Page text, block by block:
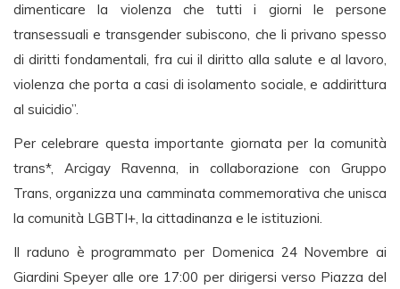
dimenticare la violenza che tutti i giorni le persone
transessuali e transgender subiscono, che li privano spesso
di diritti fondamentali, fra cui il diritto alla salute e al lavoro,
violenza che porta a casi di isolamento sociale, e addirittura
al suicidio”.
Per celebrare questa importante giornata per la comunità
trans*, Arcigay Ravenna, in collaborazione con Gruppo
Trans, organizza una camminata commemorativa che unisca
la comunità LGBTI+, la cittadinanza e le istituzioni.
Il raduno è programmato per Domenica 24 Novembre ai
Giardini Speyer alle ore 17:00 per dirigersi verso Piazza del